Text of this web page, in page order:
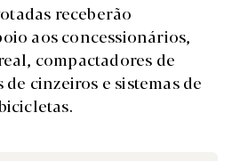
receberão
aos concessionários,
compactadores de
cinzeiros e sistemas de